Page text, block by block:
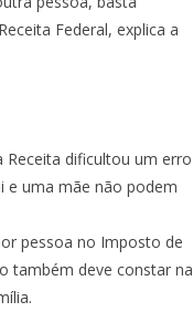
Federal, explica a
Receita dificultou um erro
e uma mãe não podem
pessoa no Imposto de
também deve constar na